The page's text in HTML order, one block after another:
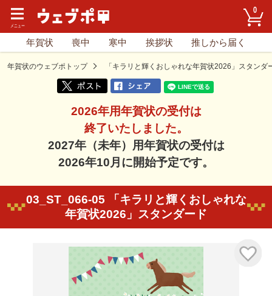
0
年賀状 喪中 寒中 挨拶状 推しから届く
年賀状のウェブポトップ 「キラリと輝くおしゃれな年賀状2026」スタンダ
2026年用年賀状の受付は
終了いたしました。
2027年（未年）用年賀状の受付は
2026年10月に開始予定です。
03_ST_066-05 「キラリと輝くおしゃれな
年賀状2026」スタンダード